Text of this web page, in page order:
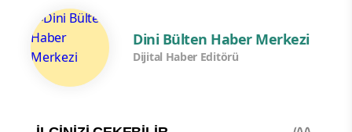
Dini Bülten Haber Merkezi
Dijital Haber Editörü